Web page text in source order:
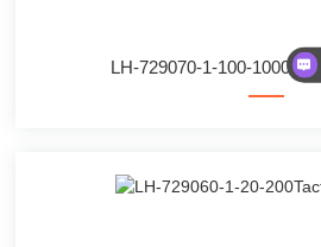
LH-729070-1-100-